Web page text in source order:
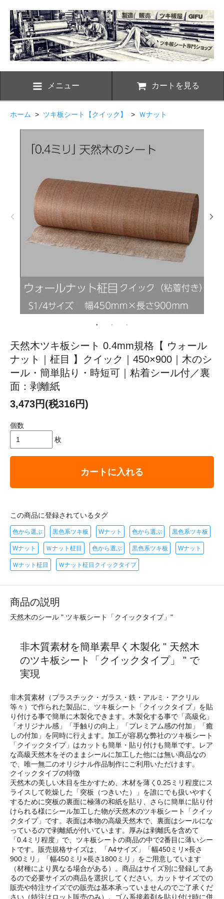
メニュー カートを見る
ホーム > ツキ板シート【クイック】 > Ｗナット
天然木ツキ板シート 0.4mm規格【 ウォール
ナット｜柾目 】クイック｜450×900｜木のシ
ール・簡単貼り・時短可｜粘着シール付／裏
面：剥離紙
3,473円(税316円)
個数
枚
カートに入れる
この商品に登録されているタグ
色から選ぶ 黒色系ツキ板 Wナット 色から選ぶ 黒色系ツキ板
Wナット Ｗナット柾目 色から選ぶ 黒色系ツキ板 Wナット
Ｗナット柾目 Ｗナット柾目クイックタイプ
商品の説明
天然木のシール " ツキ板シート「クイックタイプ」"
非木質素材を簡単素早く木製化 " 天然木
のツキ板シート「クイックタイプ」 " で
実現
非木質素材（プラスチック・ガラス・鉄・アルミ・アクリル
等々）で作られた製品に、ツキ板シート「クイックタイプ」を貼
り付ける事で簡単に木製化できます。木製化する事で「高級化」
「オリジナル感」「手触りの向上」「プレミアム感の付加」「癒
しの付加」を同時に行えます。加工が容易な弊社のツキ板シート
「クイックタイプ」はカットも簡単・貼り付けも簡単です。レア
な高級天然木をそのままシールに加工した他には無い商品なの
で、唯一無二のオリジナル作品制作にご利用いただけます。
クイックタイプの特徴
天然木の美しい木目を生かすため、木材を薄く0.25ミリ程度にス
ライスして乾燥した「突板（つきいた）」を誰にでも扱いやすく
するために突板の裏面に極薄の和紙を貼り、さらに簡単に貼り付
けられる様にシール加工した物が天然木のツキ板シート「クイッ
クタイプ」です。表面は本物の高級天然木で、裏面はシールにな
っているので剥離紙が付いています。厚みは剥離氏を含めて
「0.4ミリ程度」で、ツキ板シートの商品の中で2番目に薄いシー
トです。販売規格サイズは、「A4サイズ」「幅450ミリ×長さ
900ミリ」「幅450ミリ×長さ1800ミリ」をご用意しています
（材種により異なる場合がある）。商品はサイズ別に登録してあ
るので必要サイズの商品を選択してください。カットサイズでの
販売や特注サイズでの販売は基本承っていませんのでご了承くだ
さい（特注はロット販売のみ）。ゴム系接着剤を貼り付け時に併